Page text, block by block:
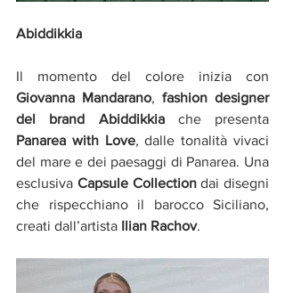
Abiddikkia
Giovanna Mandarano, fashion designer
del brand Abiddikkia
Panarea with Love, dalle tonalità vivaci
del mare e dei paesaggi di Panarea. Una
esclusiva Capsule Collection dai disegni
che rispecchiano il barocco Siciliano,
creati dall’artista Ilian Rachov.